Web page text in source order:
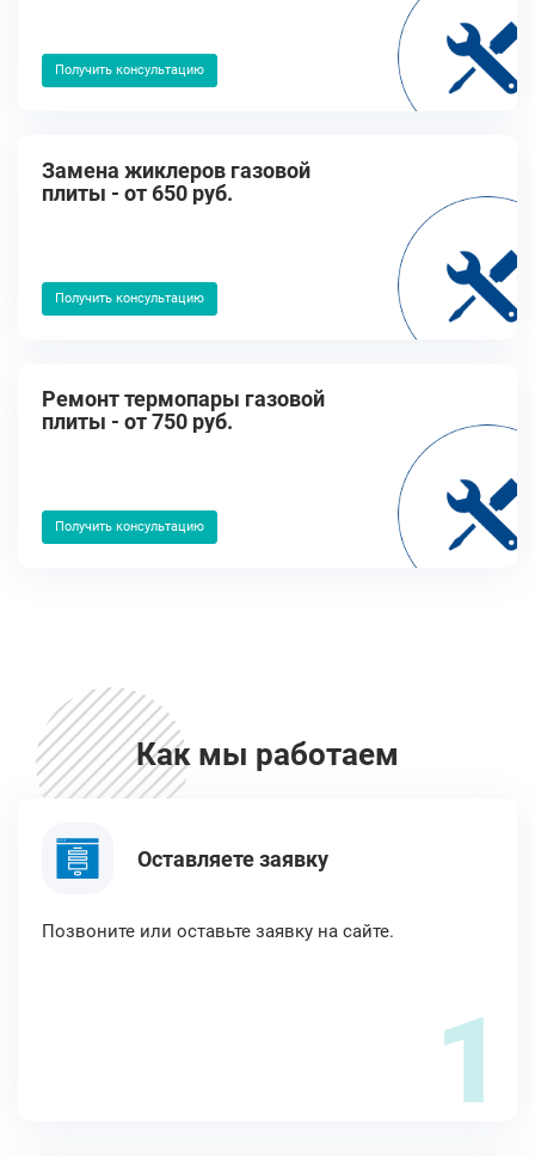
Получить консультацию
Замена жиклеров газовой
плиты - от 650 руб.
Получить консультацию
Ремонт термопары газовой
плиты - от 750 руб.
Получить консультацию
Как мы работаем
Оставляете заявку
Позвоните или оставьте заявку на сайте.
1